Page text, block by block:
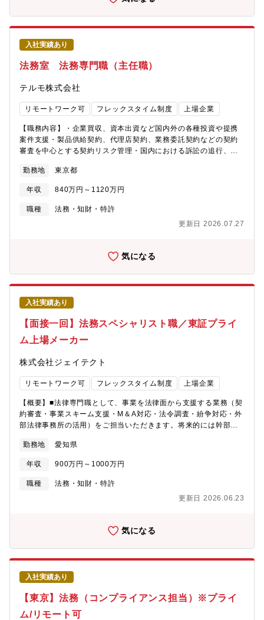
す。“正解のない領域で基準をつくる経験”は、他社では得られませ
ん。③ プロジェクト初期から最後まで、事業と一体で動く法務一
般的なバックオフィス型ではなく、デンソーでは法務が企画段階
からプロジェクトに参画する文化があり、プロジェクト推進力、
事業を理解し動かす法務判断力、他部門を巻き込むコミュニケー
ション力、が圧倒的に鍛えられます。④ 海外の法務機能への出向
によるグローバルで通用するキャリア海外の法務機能と密に連携
するだけでなく、実際に海外拠点へ出向して、現地法務として活
躍するキャリアパスもあります。【募集背景】自動車産業は今、
電動化・ソフトウェア化・半導体・データ・AIなど法律の前例が
ない領域が急速に拡大しています。デンソーも、従来の自動車部
品メーカーから、モビリティ×半導体×ソフトウェアのテック企業
へ変革中です。この変革にあわせて、グローバル事業を支える法
務力の強化が不可欠となっています。・国際取引・M&A・コンプ
どの新領域対応・まだ法が整備されていない分野での“基準づく
ています【組織について】キャリア入社率：約40％・在宅勤務利
用率：平均すると約50％が在宅勤務をしています。
企業』であり、水産事業・畜産事業・食品事業を核とし事業を展
開しています。★世界中に約150社のグループ会社を持つグローバ
ル企業。商品の原料調達から生産・販売まで一貫した生産体制を
持っています。★水産事業では漁業～販売までの一貫したサプラ
イチェーンを構築。水産物取扱量については、世界最大規模まで
拡大。★クロマグロ養殖の先駆者として国内トップクラスの養殖
生産量を保持。国内外で様々なトップクラスのシェアを獲得して
います。★様々な事業展開をしている分、入社後もご経験やご志
向性に応じて、幅広いキャリアパスの機会がございます。★健康
経営優良法人ホワイト500認定の優良な環境です。平均残業10時
間程度、フレックス勤務、柔軟にリモートワークも可能な環境で
あるため、長期的に就業しやすい環境が整っております。
入社実績あり
法務室 法務専門職（主任職）
テルモ株式会社
リモートワーク可 フレックスタイム制度 上場企業
【職務内容】・企業買収、資本出資など国内外の各種投資や提携
案件支援・製品供給契約、代理店契約、業務委託契約などの契約
審査を中心とする契約リスク管理・国内における訴訟の追行、裁
禁法、個人情報保護法、金商法などの法律問題に関するアドバイ
ス【担う役割】多様な案件につき、配点された案件を、独力で取
り扱うことを基本としつつ、法務室又は直属の上司の指導、助
言、確認を随時得ながら検討し、法務の観点から、損失の最小化
の知識及び英語力を生かすことができる。・海外買収を含む事業
門をリードして会社全体を動かし、会社の成長に貢献しているこ
とを実感できる。【背景】欠員補充の為【配属先】法務コンプラ
イアンス部 法務室職位：主任職【働き方】・フレックス勤務：
業務状況に応じて柔軟に利用可能・在宅勤務頻度：週2～3日程
度・残業時間：20～40時間／月 程度
勤務地 東京都
年収 840万円～1120万円
職種
法務・知財・特許
更新日 2026.07.27
気になる
入社実績あり
【面接一回】法務スペシャリスト職／東証プライ
ム上場メーカー
株式会社ジェイテクト
リモートワーク可 フレックスタイム制度 上場企業
【概要】■法律専門職として、事業を法律面から支援する業務（契
約審査・事業スキーム支援・M＆A対応・法令調査・紛争対応・外
部法律事務所の活用）をご担当いただきます。将来的には幹部と
1.同社グループの事業活動に対する法務支援■自動車部品、軸受、
工作機械といった中核事業の契約業務、事業計画への法的アドバ
イス■自動運転、蓄電デバイス、ドローンなど新たなモビリティ社
会への事業展開におけるグローバルでの法的課題検討（各国法令
究・共同開発に関する契約業務、法的アドバイス■M＆A等の企業
関わる紛争対応・契約解釈・品質等に係る紛争への対応【採用背
景】同社は、自動車部品、軸受製品、工作機械を中核に幅広い事
業と技術を持ち、モビリティ社会を見据えた新たな事業展開も積
極的に検討されています。従前の契約書中心の業務よりも拡大
し、ビジネス戦略・遂行のための法的リスクの把握や分析、方法
論の検討など事業支援への期待が非常に高まっています。そし
て、グループ企業を含めた企業活動への法的支援を強化できる人
員の拡大、体制強化を目指しており、その中で将来の幹部候補と
しての人材を募集しております。【キャリアイメージ】1.入社
勤務地 愛知県
年収 900万円～1000万円
職種
法務・知財・特許
更新日 2026.06.23
気になる
入社実績あり
【東京】法務（コンプライアンス担当）※プライ
ム/リモート可